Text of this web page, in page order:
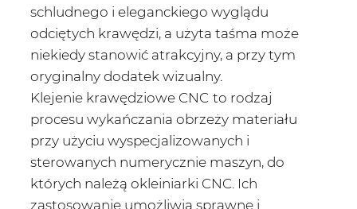
schludnego i eleganckiego wyglądu
odciętych krawędzi, a użyta taśma może
niekiedy stanowić atrakcyjny, a przy tym
oryginalny dodatek wizualny.
Klejenie krawędziowe CNC to rodzaj
procesu wykańczania obrzeży materiału
przy użyciu wyspecjalizowanych i
sterowanych numerycznie maszyn, do
których należą okleiniarki CNC. Ich
zastosowanie umożliwia sprawne i